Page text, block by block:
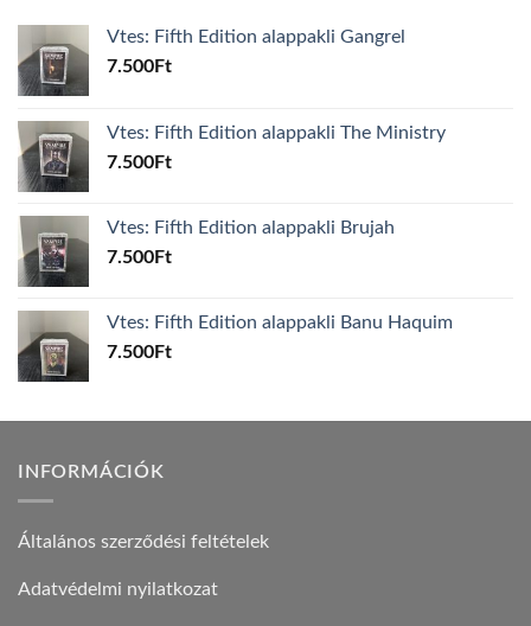
Vtes: Fifth Edition alappakli Gangrel
7.500Ft
Vtes: Fifth Edition alappakli The Ministry
7.500Ft
Vtes: Fifth Edition alappakli Brujah
7.500Ft
Vtes: Fifth Edition alappakli Banu Haquim
7.500Ft
INFORMÁCIÓK
Általános szerződési feltételek
Adatvédelmi nyilatkozat